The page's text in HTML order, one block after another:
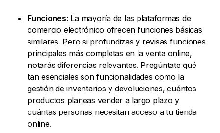
Funciones: La mayoría de las plataformas de
comercio electrónico ofrecen funciones básicas
similares. Pero si profundizas y revisas funciones
principales más completas en la venta online,
notarás diferencias relevantes. Pregúntate qué
tan esenciales son funcionalidades como la
gestión de inventarios y devoluciones, cuántos
productos planeas vender a largo plazo y
cuántas personas necesitan acceso a tu tienda
online.